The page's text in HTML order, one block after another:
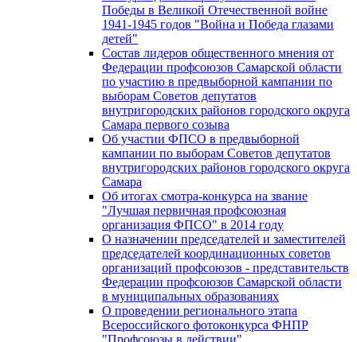
Победы в Великой Отечественной войне
1941-1945 годов "Война и Победа глазами
детей"
Состав лидеров общественного мнения от
Федерации профсоюзов Самарской области
по участию в предвыборной кампании по
выборам Советов депутатов
внутригородских районов городского округа
Самара первого созыва
Об участии ФПСО в предвыборной
кампании по выборам Советов депутатов
внутригородских районов городского округа
Самара
Об итогах смотра-конкурса на звание
"Лучшая первичная профсоюзная
организация ФПСО" в 2014 году
О назначении председателей и заместителей
председателей координационных советов
организаций профсоюзов - представительств
Федерации профсоюзов Самарской области
в муниципальных образованиях
О проведении регионального этапа
Всероссийского фотоконкурса ФНПР
"Профсоюзы в действии"